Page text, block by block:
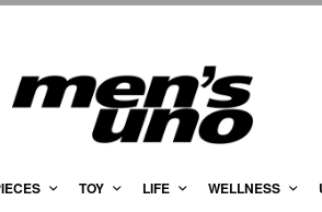
TOY LIFE WELLNESS